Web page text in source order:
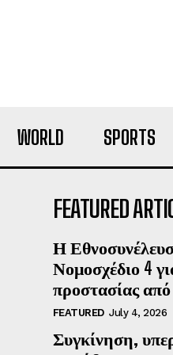
WORLD SPORTS
FEATURED
Η
Νομοσχέδιο 4
προστασίας από
FEATURED July 4, 2026
Συγκίνηση,